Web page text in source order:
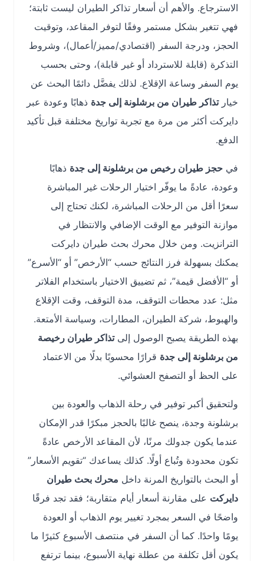
الاسترجاع. والأهم أن أسعار تذاكر الطيران ليست ثابتة؛
فهي تتغير بشكل مستمر وفقًا لتوفر المقاعد، وتوقيت
الحجز، ودرجة السفر (اقتصادي/مميز/أعمال)، وشروط
التذكرة (قابلة للاسترداد أو غير قابلة)، وحتى بحسب
يوم السفر وساعة الإقلاع. لذلك يفضَّل دائمًا البحث عن
تذاكر طيران من برشلونة إلى جدةذهابًا وعودة عبر
دايركت أكثر من مرة مع تجربة تواريخ مختلفة قبل تأكيد
حجز طيران رخيص من برشلونة إلى جدةذهابًا
وعودة، عادةً ما يوفّر اختيار الرحلات غير المباشرة
سعرًا أقل من الرحلات المباشرة، لكنك تحتاج إلى
موازنة التوفير مع الوقت الإضافي والانتظار في
الترانزيت. ومن خلال محرك بحث طيران دايركت
يمكنك بسهولة فرز النتائج حسب “الأرخص” أو “الأسرع”
أو “الأفضل قيمة”، ثم تضييق الاختيار باستخدام الفلاتر
مثل: عدد محطات التوقف، مدة التوقف، وقت الإقلاع
والهبوط، شركة الطيران، المطارات، وسياسة الأمتعة.
بهذه الطريقة يصبح الوصول إلى تذاكر طيران رخيصة
من برشلونة إلى جدةقرارًا محسوبًا بدلًا من الاعتماد
على الحظ أو التصفح العشوائي.
ولتحقيق أكبر توفير في رحلة الذهاب والعودة بين
برشلونة وجدة، ينصح غالبًا بالحجز مبكرًا قدر الإمكان
عندما يكون جدولك مرنًا، لأن المقاعد الأرخص عادةً
تكون محدودة وتُباع أولًا. كذلك يساعدك “تقويم الأسعار”
أو البحث بالتواريخ المرنة داخل محرك بحث طيران
دايركتعلى مقارنة أسعار أيام متقاربة؛ فقد تجد فرقًا
واضحًا في السعر بمجرد تغيير يوم الذهاب أو العودة
يومًا واحدًا. كما أن السفر في منتصف الأسبوع كثيرًا ما
يكون أقل تكلفة من عطلة نهاية الأسبوع، بينما ترتفع